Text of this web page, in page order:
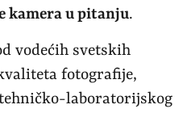
kamera u pitanju.
vodećih svetskih
fotografije,
laboratorijskog